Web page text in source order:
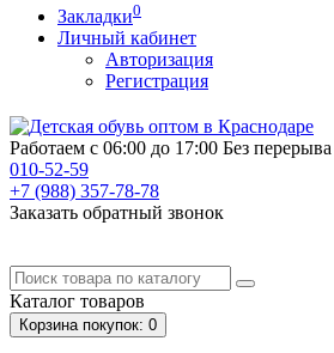
Закладки0
Личный кабинет
Авторизация
Регистрация
Работаем с 06:00 до 17:00 Без
010-52-59
+7 (988) 357-78-78
Заказать обратный звонок
Каталог товаров
Корзинапокупок: 0